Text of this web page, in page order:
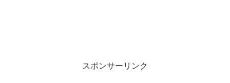
スポンサーリンク